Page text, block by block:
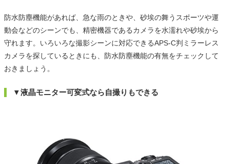
防水防塵機能があれば、急な雨のときや、砂埃の舞うスポーツや運
動会などのシーンでも、精密機器であるカメラを水濡れや砂埃から
守れます。いろいろな撮影シーンに対応できるAPS-C判ミラーレス
カメラを探しているときにも、防水防塵機能の有無をチェックして
おきましょう。
▼液晶モニター可変式なら自撮りもできる